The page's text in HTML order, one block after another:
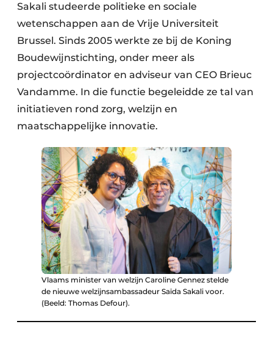
Sakali studeerde politieke en sociale
wetenschappen aan de Vrije Universiteit
Brussel. Sinds 2005 werkte ze bij de Koning
Boudewijnstichting, onder meer als
projectcoördinator en adviseur van CEO Brieuc
Vandamme. In die functie begeleidde ze tal van
initiatieven rond zorg, welzijn en
maatschappelijke innovatie.
Vlaams minister van welzijn Caroline Gennez stelde
de nieuwe welzijnsambassadeur Saïda Sakali voor.
(Beeld: Thomas Defour).